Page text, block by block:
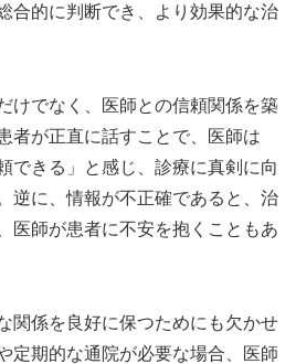
合的に判断でき、より効果的な治
けでなく、医師との信頼関係を築
者が正直に話すことで、医師は
できる」と感じ、診療に真剣に向
逆に、情報が不正確であると、治
医師が患者に不安を抱くこともあ
関係を良好に保つためにも欠かせ
定期的な通院が必要な場合、医師